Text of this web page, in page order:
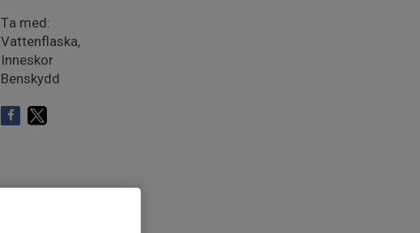
Ta med:
Vattenflaska,
Inneskor
Benskydd